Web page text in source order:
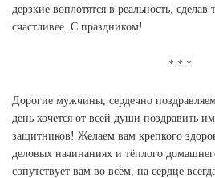
дерзкие воплотятся в реальность,
счастливее. С праздником!
Дорогие мужчины, сердечно
день хочется от всей души поздравить
защитников! Желаем вам крепкого
деловых начинаниях и тёплого
сопутствует вам во всём, на сердце